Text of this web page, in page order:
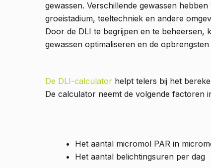
gewassen. Verschillende gewassen
groeistadium, teeltechniek en andere
Door de DLI te begrijpen en te beheersen,
gewassen optimaliseren en de opbrengsten
De DLI-calculatorhelpt telers bij het
De calculator neemt de volgende factoren
Het aantal micromol PAR in
Het aantal belichtingsuren per dag